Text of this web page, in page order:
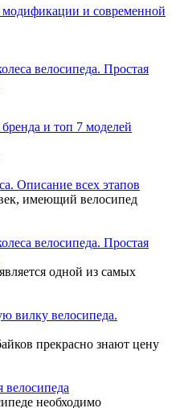
модификации и современной
велосипеда. Простая
и топ 7 моделей
Описание всех этапов
имеющий велосипед
велосипеда. Простая
одной из самых
вилку велосипеда.
прекрасно знают цену
велосипеда
необходимо